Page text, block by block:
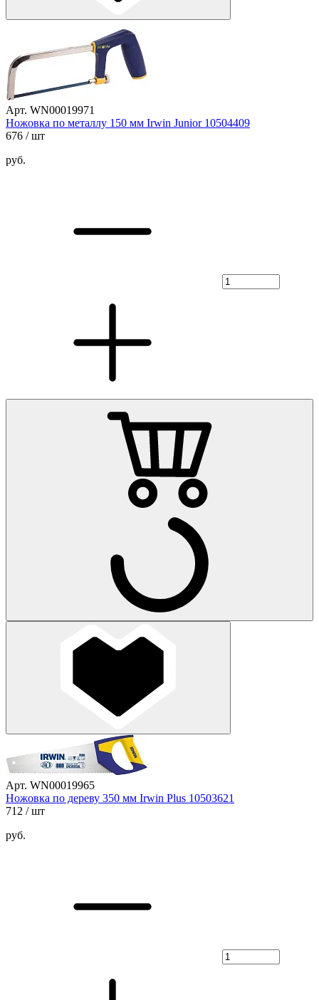
Арт. WN00019971
Ножовка по металлу 150 мм Irwin Junior 10504409
676 / шт
руб.
Арт. WN00019965
Ножовка по дереву 350 мм Irwin Plus 10503621
712 / шт
руб.